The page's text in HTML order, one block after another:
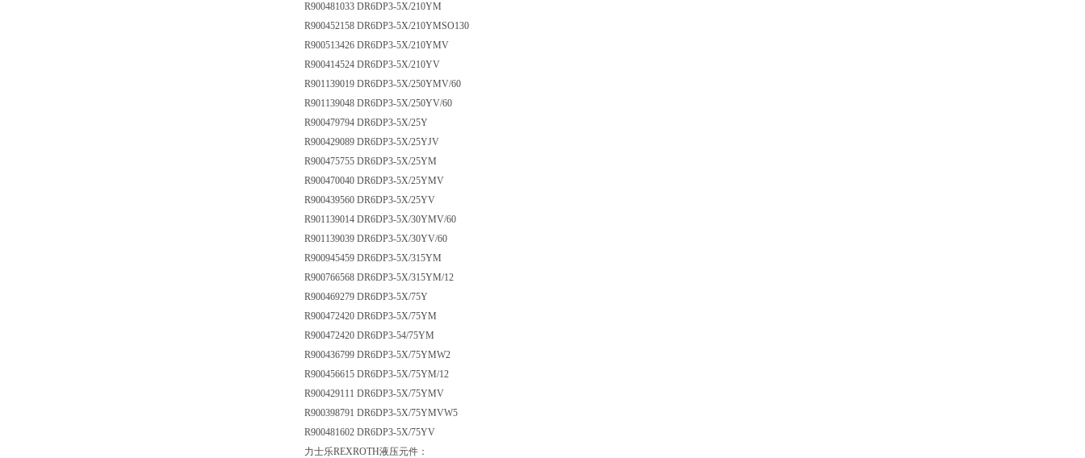
R900481033 DR6DP3-5X/210YM
R900452158 DR6DP3-5X/210YMSO130
R900513426 DR6DP3-5X/210YMV
R900414524 DR6DP3-5X/210YV
R901139019 DR6DP3-5X/250YMV/60
R901139048 DR6DP3-5X/250YV/60
R900479794 DR6DP3-5X/25Y
R900429089 DR6DP3-5X/25YJV
R900475755 DR6DP3-5X/25YM
R900470040 DR6DP3-5X/25YMV
R900439560 DR6DP3-5X/25YV
R901139014 DR6DP3-5X/30YMV/60
R901139039 DR6DP3-5X/30YV/60
R900945459 DR6DP3-5X/315YM
R900766568 DR6DP3-5X/315YM/12
R900469279 DR6DP3-5X/75Y
R900472420 DR6DP3-5X/75YM
R900472420 DR6DP3-54/75YM
R900436799 DR6DP3-5X/75YMW2
R900456615 DR6DP3-5X/75YM/12
R900429111 DR6DP3-5X/75YMV
R900398791 DR6DP3-5X/75YMVW5
R900481602 DR6DP3-5X/75YV
力士乐REXROTH液压元件：